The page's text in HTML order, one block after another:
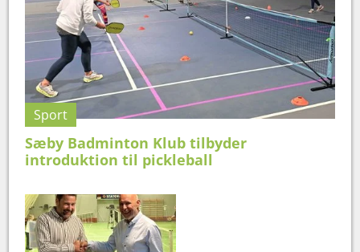
Sport
Sæby Badminton Klub tilbyder
introduktion til pickleball